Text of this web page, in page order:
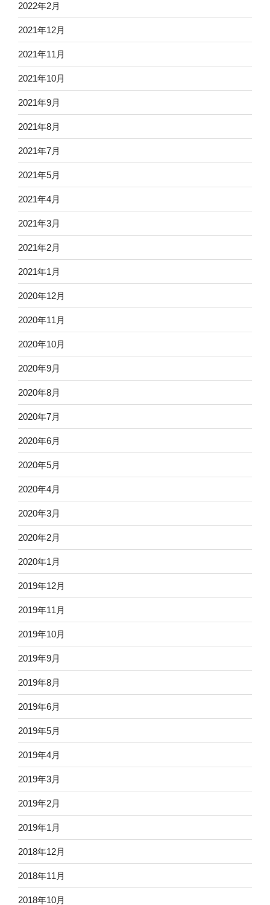
2022年2月
2021年12月
2021年11月
2021年10月
2021年9月
2021年8月
2021年7月
2021年5月
2021年4月
2021年3月
2021年2月
2021年1月
2020年12月
2020年11月
2020年10月
2020年9月
2020年8月
2020年7月
2020年6月
2020年5月
2020年4月
2020年3月
2020年2月
2020年1月
2019年12月
2019年11月
2019年10月
2019年9月
2019年8月
2019年6月
2019年5月
2019年4月
2019年3月
2019年2月
2019年1月
2018年12月
2018年11月
2018年10月